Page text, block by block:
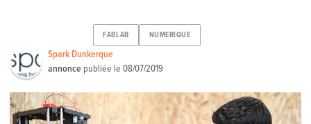
FABLAB NUMERIQUE
Spark Dunkerque
annonce publiée le08/07/2019